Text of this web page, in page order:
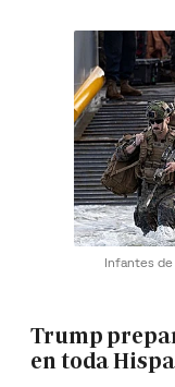
Infantes de
Trump
en toda